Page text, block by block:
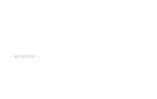
- anuncio -